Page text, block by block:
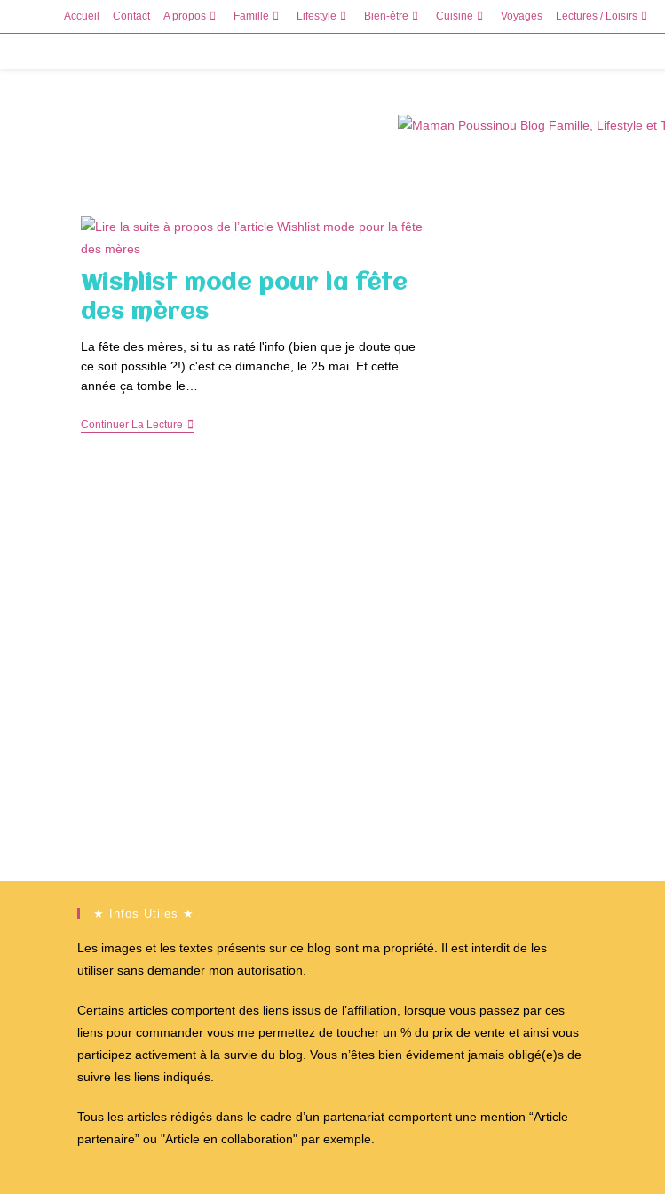
to
Accueil Contact A propos Famille Lifestyle Bien-être Cuisine Voyages Lectures / Loisirs
Wishlist mode pour la fête
des mères
La fête des mères, si tu as raté l'info (bien que je doute que
ce soit possible ?!) c'est ce dimanche, le 25 mai. Et cette
année ça tombe le…
Continuer La LectureWishlist
★ Infos Utiles ★
Les images et les textes présents sur ce blog sont ma propriété. Il est interdit de les
utiliser sans demander mon autorisation.
Certains articles comportent des liens issus de l’affiliation, lorsque vous passez par ces
liens pour commander vous me permettez de toucher un % du prix de vente et ainsi vous
participez activement à la survie du blog. Vous n’êtes bien évidement jamais obligé(e)s de
suivre les liens indiqués.
Tous les articles rédigés dans le cadre d’un partenariat comportent une mention “Article
partenaire” ou "Article en collaboration" par exemple.